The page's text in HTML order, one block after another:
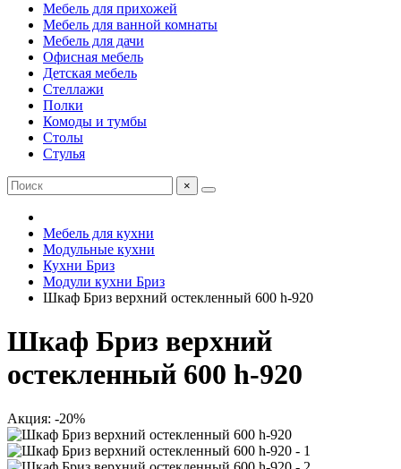
Мебель для прихожей
Мебель для ванной комнаты
Мебель для дачи
Офисная мебель
Детская мебель
Стеллажи
Полки
Комоды и тумбы
Столы
Стулья
×
Мебель для кухни
Модульные кухни
Кухни Бриз
Модули кухни Бриз
Шкаф Бриз верхний остекленный 600 h-920
Шкаф Бриз верхний
остекленный 600 h-920
Акция: -20%